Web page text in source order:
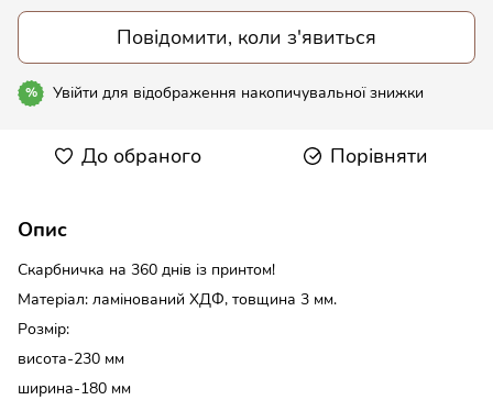
Повідомити, коли з'явиться
% Увійти для відображення накопичувальної знижки
До обраного Порівняти
Опис
Скарбничка на 360 днів із принтом!
Матеріал: ламінований ХДФ, товщина 3 мм.
Розмір:
висота-230 мм
ширина-180 мм